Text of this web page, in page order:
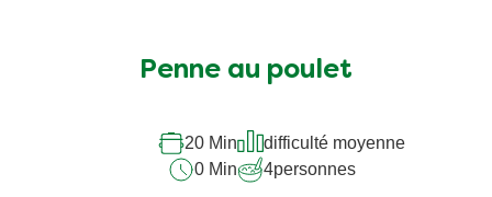
Penne au poulet
20 Min
difficulté moyenne
0 Min
4personnes